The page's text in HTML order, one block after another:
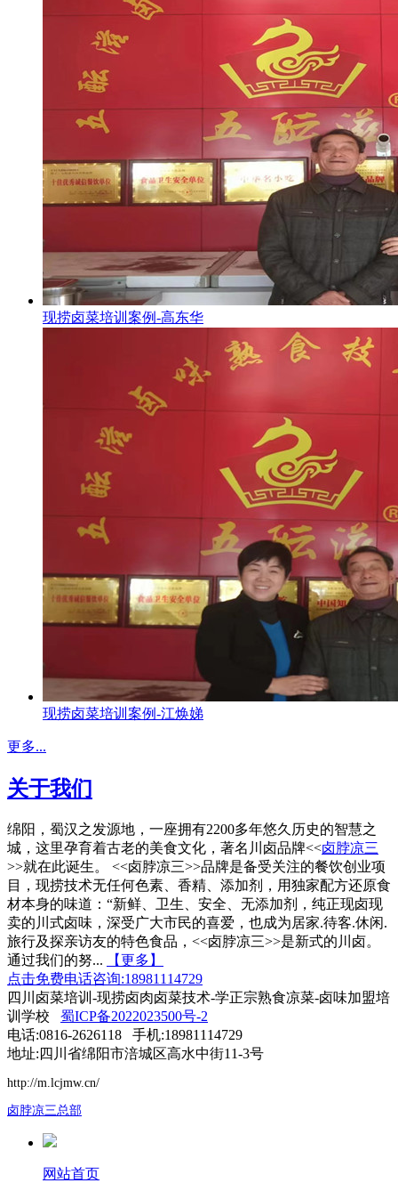
现捞卤菜培训案例-高东华
现捞卤菜培训案例-江焕娣
更多...
关于我们
绵阳，蜀汉之发源地，一座拥有2200多年悠久历史的智慧之
城，这里孕育着古老的美食文化，著名川卤品牌<<卤脖凉三
>>就在此诞生。 <<卤脖凉三>>品牌是备受关注的餐饮创业项
目，现捞技术无任何色素、香精、添加剂，用独家配方还原食
材本身的味道：“新鲜、卫生、安全、无添加剂，纯正现卤现
卖的川式卤味，深受广大市民的喜爱，也成为居家.待客.休闲.
旅行及探亲访友的特色食品，<<卤脖凉三>>是新式的川卤。
通过我们的努...
【更多】
点击免费电话咨询:18981114729
四川卤菜培训-现捞卤肉卤菜技术-学正宗熟食凉菜-卤味加盟培
训学校 蜀ICP备2022023500号-2
电话:0816-2626118 手机:18981114729
地址:四川省绵阳市涪城区高水中街11-3号
http://m.lcjmw.cn/
卤脖凉三总部
网站首页